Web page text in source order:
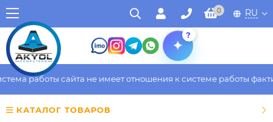
0 RU
?
сайта не имеет отношения к системе работы
КАТАЛОГ ТОВАРОВ